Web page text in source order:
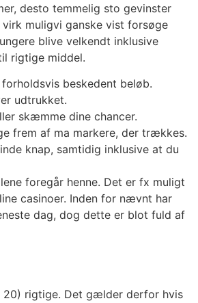
desto temmelig sto gevinster
muligvi ganske vist forsøge
blive velkendt inklusive
rigtige middel.
beskedent beløb.
udtrukket.
skæmme dine chancer.
frem af ma markere, der trækkes.
knap, samtidig inklusive at du
foregår henne. Det er fx muligt
casinoer. Inden for nævnt har
dag, dog dette er blot fuld af
20) rigtige. Det gælder derfor hvis